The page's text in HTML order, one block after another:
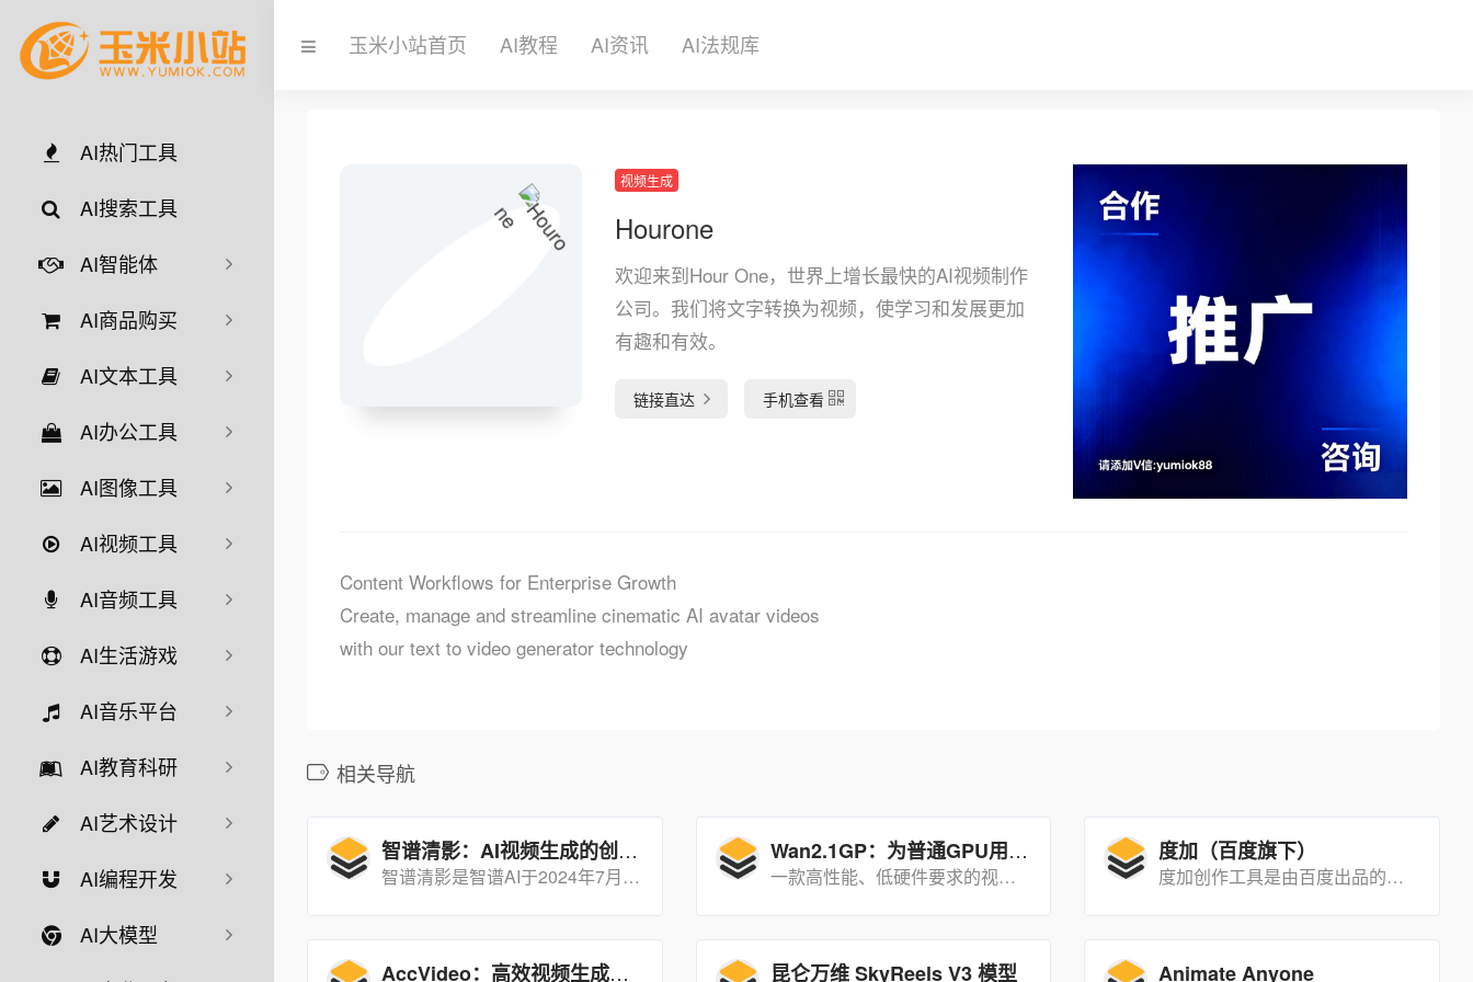
AI热门工具
AI搜索工具
AI智能体
AI商品购买
AI文本工具
AI办公工具
AI图像工具
AI视频工具
AI音频工具
AI生活游戏
AI音乐平台
AI教育科研
AI艺术设计
AI编程开发
AI大模型
玉米小站首页 AI教程 AI资讯 AI法规库
视频生成
Hourone
欢迎来到Hour One，世界上增长最快的AI视频制作
公司。我们将文字转换为视频，使学习和发展更加
有趣和有效。
链接直达 手机查看
Content Workflows for Enterprise Growth
Create, manage and streamline cinematic AI avatar videos
with our text to video generator technology
相关导航
智谱清影：AI视频生成的创新工具
智谱清影是智谱AI于2024年7月26日发布的AI视频生成工具，基于自研CogVideoX模型开发，支持通过文本或图片生成高清视频。
Wan2.1GP：为普通GPU用户打造的高性能视频生成工具
一款高性能、低硬件要求的视频生成工具，旨在为普通GPU用户提供强大的视频生成能力。
度加（百度旗下）
度加创作工具是由百度出品的、人人可用的AIGC创作工具网站。度加致力于通过AI能力降低内容生产门槛，提升创作效率，一站式聚合百度AIGC能力，引领跨时代的内容生产方式。
AccVideo：高效视频生成与加速的创新工具 昆仑万维 SkyReels V3 模型 Animate Anyone